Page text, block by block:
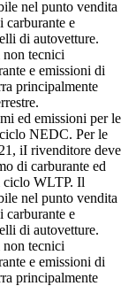
nel punto vendita
carburante e
di autovetture.
tecnici
e emissioni di
principalmente
ed emissioni per le
NEDC. Per le
iI rivenditore deve
di carburante ed
ciclo WLTP. Il
nel punto vendita
carburante e
di autovetture.
tecnici
e emissioni di
principalmente